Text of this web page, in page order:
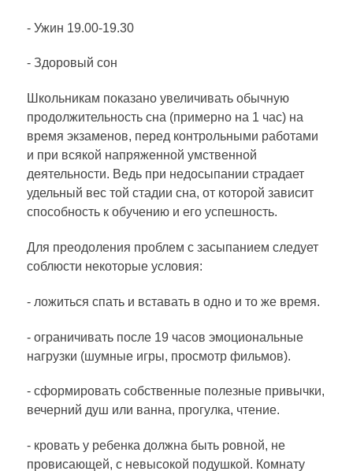
- Ужин 19.00-19.30
- Здоровый сон
Школьникам показано увеличивать обычную
продолжительность сна (примерно на 1 час) на
время экзаменов, перед контрольными работами
и при всякой напряженной умственной
деятельности. Ведь при недосыпании страдает
удельный вес той стадии сна, от которой зависит
способность к обучению и его успешность.
Для преодоления проблем с засыпанием следует
соблюсти некоторые условия:
- ложиться спать и вставать в одно и то же время.
- ограничивать после 19 часов эмоциональные
нагрузки (шумные игры, просмотр фильмов).
- сформировать собственные полезные привычки,
вечерний душ или ванна, прогулка, чтение.
- кровать у ребенка должна быть ровной, не
провисающей, с невысокой подушкой. Комнату